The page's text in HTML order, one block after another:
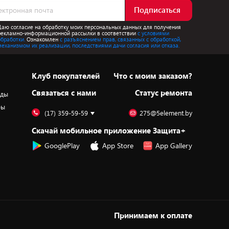
Подписаться
согласие на обработку моих персональных данных для получения
информационной рассылки в соответствиис условиями
Ознакомлен с разъяснением прав, связанных с обработкой,
их реализации, последствиями дачи согласия или отказа.
Клуб покупателей
Cвязаться с нами
Что с моим заказом?
Статус ремонта
(17) 359-59-59 275@5element.by
Скачай мобильное приложение Защита+
GooglePlay App Store App Gallery
Принимаем к оплате